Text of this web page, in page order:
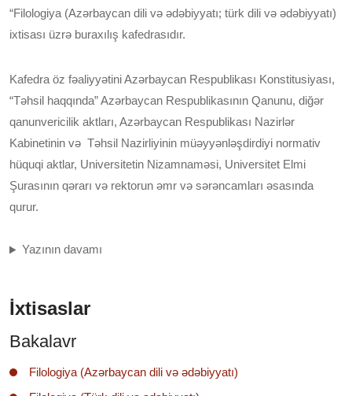
“Filologiya (Azərbaycan dili və ədəbiyyatı; türk dili və ədəbiyyatı)
ixtisası üzrə buraxılış kafedrasıdır.
Kafedra öz fəaliyyətini Azərbaycan Respublikası Konstitusiyası,
“Təhsil haqqında” Azərbaycan Respublikasının Qanunu, diğər
qanunvericilik aktları, Azərbaycan Respublikası Nazirlər
Kabinetinin və Təhsil Nazirliyinin müəyyənləşdirdiyi normativ
hüquqi aktlar, Universitetin Nizamnaməsi, Universitet Elmi
Şurasının qərarı və rektorun əmr və sərəncamları əsasında
qurur.
Yazının davamı
İxtisaslar
Bakalavr
Filologiya (Azərbaycan dili və ədəbiyyatı)